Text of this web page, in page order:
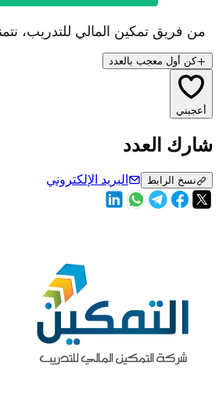
من فريق تمكين المالي للتدريب،
كن أول معجب بالعدد
أعجبني
شارك العدد
نسخ الرابط البريد الإلكتروني